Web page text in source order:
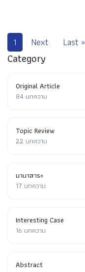
1 Next Last »
Category
Original Article
84 บทความ
Topic Review
22 บทความ
นานาสาระ
17 บทความ
Interesting Case
16 บทความ
Abstract